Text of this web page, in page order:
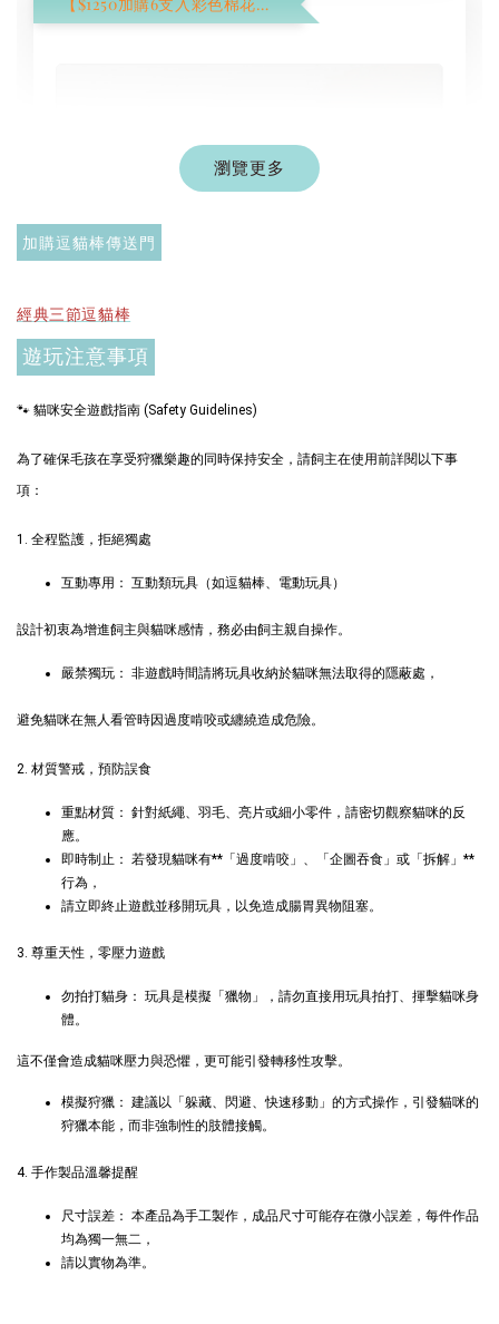
NT$ 1,500 TWD
$289加購奧咪樂 紓壓玩具
現貨｜德國
Aumüller 奧咪樂
｜毛毛雪貂
NT$ 289 TWD- +
天蓼+纈草根 三效貓草
玩具
NT$ 289 TWD
加入購物車
瀏覽更多
加購逗貓棒傳送門
經典三節逗貓棒
遊玩注意事項
🐾 貓咪安全遊戲指南 (Safety Guidelines)
為了確保毛孩在享受狩獵樂趣的同時保持安全，請飼主在使用前詳閱以下事
項：
1. 全程監護，拒絕獨處
互動專用： 互動類玩具（如逗貓棒、電動玩具）
設計初衷為增進飼主與貓咪感情，務必由飼主親自操作。
嚴禁獨玩： 非遊戲時間請將玩具收納於貓咪無法取得的隱蔽處，
避免貓咪在無人看管時因過度啃咬或纏繞造成危險。
2. 材質警戒，預防誤食
重點材質： 針對紙繩、羽毛、亮片或細小零件，請密切觀察貓咪的反
應。
即時制止： 若發現貓咪有**「過度啃咬」、「企圖吞食」或「拆解」**
行為，
請立即終止遊戲並移開玩具，以免造成腸胃異物阻塞。
3. 尊重天性，零壓力遊戲
勿拍打貓身： 玩具是模擬「獵物」，請勿直接用玩具拍打、揮擊貓咪身
體。
這不僅會造成貓咪壓力與恐懼，更可能引發轉移性攻擊。
模擬狩獵： 建議以「躲藏、閃避、快速移動」的方式操作，引發貓咪的
狩獵本能，而非強制性的肢體接觸。
4. 手作製品溫馨提醒
尺寸誤差： 本產品為手工製作，成品尺寸可能存在微小誤差，每件作品
均為獨一無二，
請以實物為準。